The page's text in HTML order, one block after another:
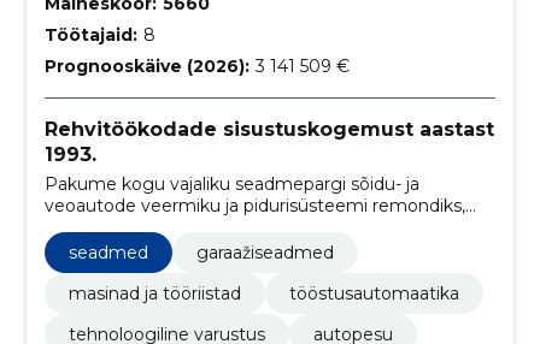
Töötajaid: 8
Prognooskäive (2026): 3 141 509 €
Rehvitöökodade sisustuskogemust aastast
1993.
Pakume kogu vajaliku seadmepargi sõidu- ja
veoautode veermiku ja pidurisüsteemi remondiks,
rehvitöödeks ning kliimaseadmete ja tulede
hooldamiseks.
seadmed
garaažiseadmed
masinad ja tööriistad
tööstusautomaatika
tehnoloogiline varustus
autopesu